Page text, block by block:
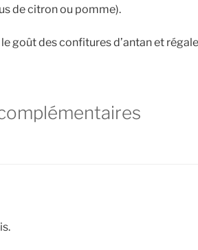
de citron ou pomme).
goût des confitures d’antan et